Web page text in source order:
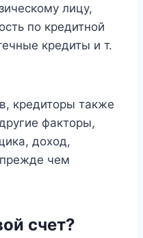
лицу,
по кредитной
кредиты и т.
кредиторы также
факторы,
доход,
чем
счет?